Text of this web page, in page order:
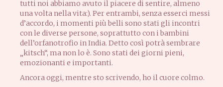
tutti noi abbiamo avuto il piacere di sentire, almeno
una volta nella vita:). Per entrambi, senza esserci messi
d’accordo, i momenti più belli sono stati gli incontri
con le diverse persone, soprattutto con i bambini
dell’orfanotrofio in India. Detto così potrà sembrare
„kitsch“, ma non lo è. Sono stati dei giorni pieni,
emozionanti e importanti.
Ancora oggi, mentre sto scrivendo, ho il cuore colmo.